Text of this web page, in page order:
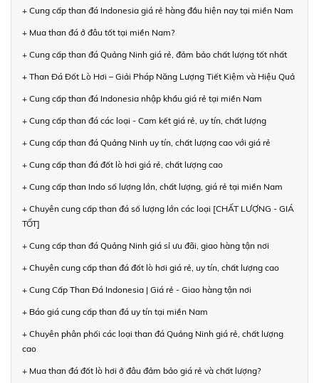
+ Cung cấp than đá Indonesia giá rẻ hàng đầu hiện nay tại miền Nam
+ Mua than đá ở đâu tốt tại miền Nam?
+ Cung cấp than đá Quảng Ninh giá rẻ, đảm bảo chất lượng tốt nhất
+ Than Đá Đốt Lò Hơi – Giải Pháp Năng Lượng Tiết Kiệm và Hiệu Quả
+ Cung cấp than đá Indonesia nhập khẩu giá rẻ tại miền Nam
+ Cung cấp than đá các loại - Cam kết giá rẻ, uy tín, chất lượng
+ Cung cấp than đá Quảng Ninh uy tín, chất lượng cao với giá rẻ
+ Cung cấp than đá đốt lò hơi giá rẻ, chất lượng cao
+ Cung cấp than Indo số lượng lớn, chất lượng, giá rẻ tại miền Nam
+ Chuyên cung cấp than đá số lượng lớn các loại [CHẤT LƯỢNG - GIÁ
TỐT]
+ Cung cấp than đá Quảng Ninh giá sỉ ưu đãi, giao hàng tận nơi
+ Chuyên cung cấp than đá đốt lò hơi giá rẻ, uy tín, chất lượng cao
+ Cung Cấp Than Đá Indonesia | Giá rẻ - Giao hàng tận nơi
+ Báo giá cung cấp than đá uy tín tại miền Nam
+ Chuyên phân phối các loại than đá Quảng Ninh giá rẻ, chất lượng
cao
+ Mua than đá đốt lò hơi ở đâu đảm bảo giá rẻ và chất lượng?